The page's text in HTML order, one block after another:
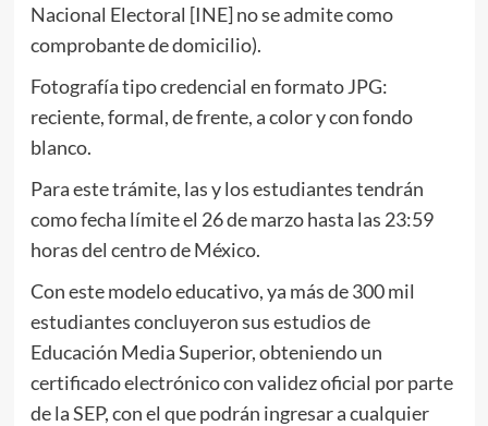
Nacional Electoral [INE] no se admite como
comprobante de domicilio).
Fotografía tipo credencial en formato JPG:
reciente, formal, de frente, a color y con fondo
blanco.
Para este trámite, las y los estudiantes tendrán
como fecha límite el 26 de marzo hasta las 23:59
horas del centro de México.
Con este modelo educativo, ya más de 300 mil
estudiantes concluyeron sus estudios de
Educación Media Superior, obteniendo un
certificado electrónico con validez oficial por parte
de la SEP, con el que podrán ingresar a cualquier